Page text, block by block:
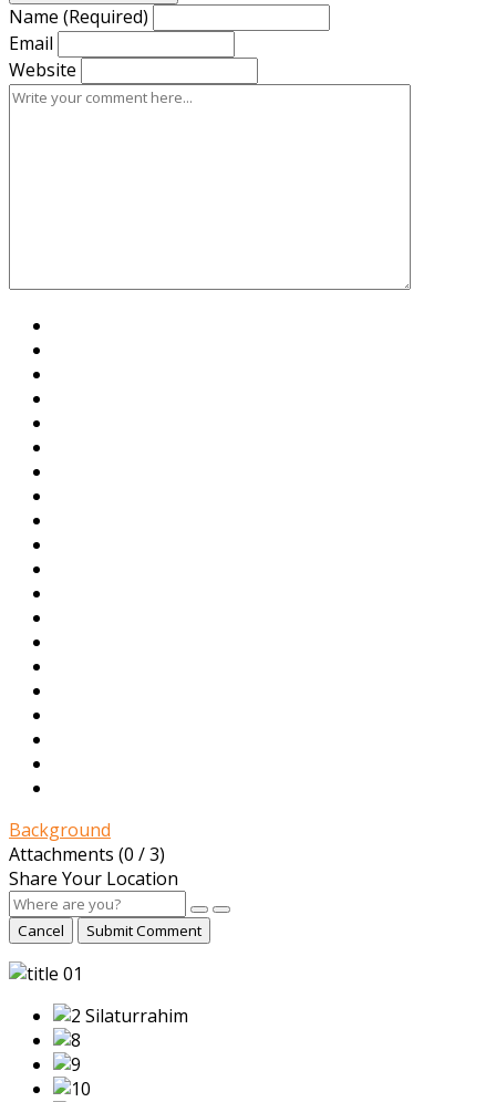
Name (Required)
Email
Website
Background
Attachments (0 / 3)
Share Your Location
Cancel Submit Comment